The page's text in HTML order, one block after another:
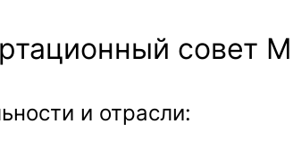
совет
и отрасли: